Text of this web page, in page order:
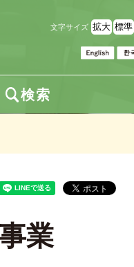
文字サイズ 拡大 標準
検索
業